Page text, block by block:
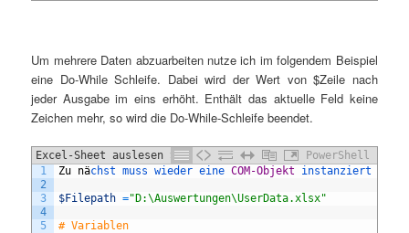
Um mehrere Daten abzuarbeiten nutze ich im folgendem Beispiel
eine Do-While Schleife. Dabei wird der Wert von $Zeile nach
jeder Ausgabe im eins erhöht. Enthält das aktuelle Feld keine
Zeichen mehr, so wird die Do-While-Schleife beendet.
Excel-Sheet auslesen Script II
PowerShell
1
2
3
4
5
Zu nächst muss wieder eine COM-Objekt instanziert
$Filepath ="D:\Auswertungen\UserData.xlsx"
# Variablen